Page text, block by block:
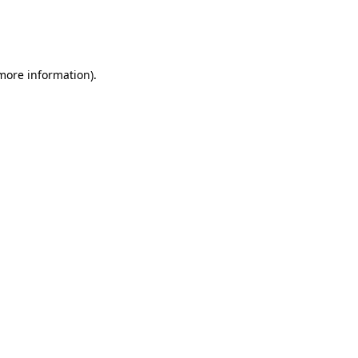
information).